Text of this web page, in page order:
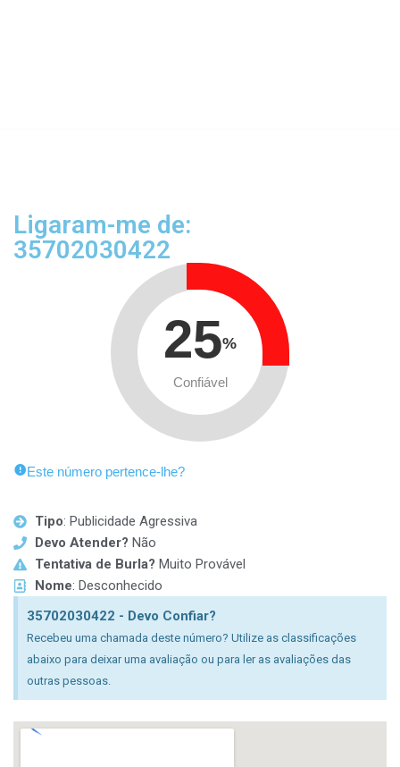
Ligaram-me de:
35702030422
25%
Confiável
Este número pertence-lhe?
Tipo: Publicidade Agressiva
Devo Atender? Não
Tentativa de Burla? Muito Provável
Nome: Desconhecido
35702030422 - Devo Confiar?
Recebeu uma chamada deste número? Utilize as classificações
abaixo para deixar uma avaliação ou para ler as avaliações das
outras pessoas.